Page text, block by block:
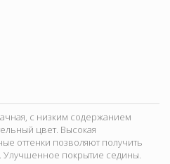
с низким содержанием
цвет. Высокая
оттенки позволяют получить
Улучшенное покрытие седины.